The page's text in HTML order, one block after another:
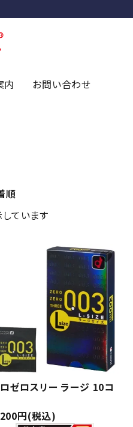
リブ付き
ールジェル付き ジェル多め
り形状 リブ形状
ド
Tシャツ（長袖）
内 お問い合わせ
順
ています
ゼロスリー ラージ 10コ
円(税込)
favorite